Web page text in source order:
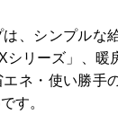
、シンプルな
シリーズ」、暖
ネ・使い勝手
す。